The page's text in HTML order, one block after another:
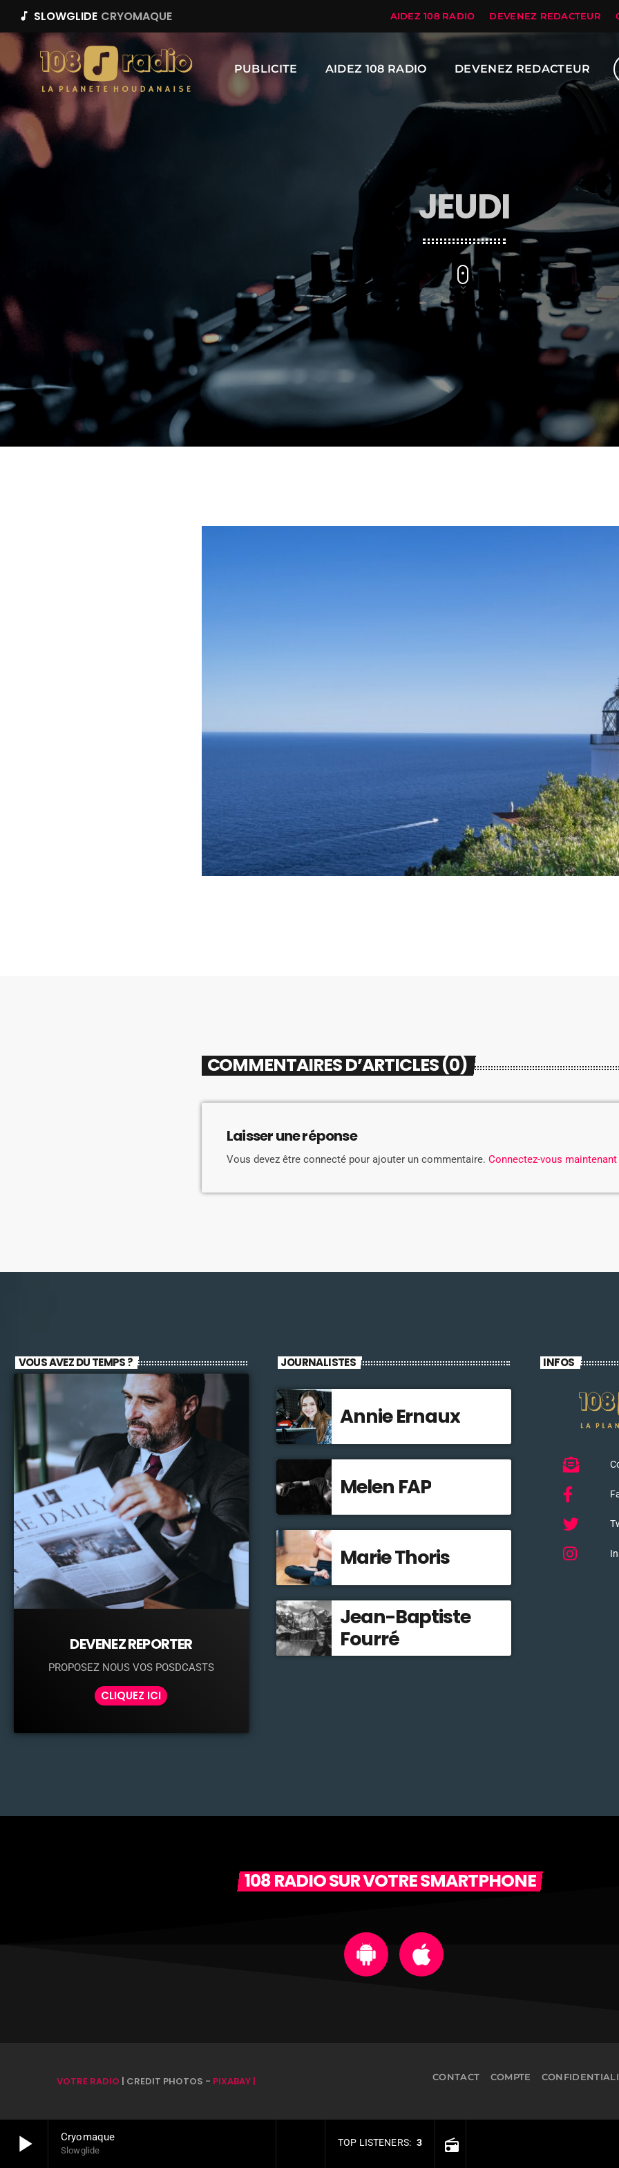
play_arrow Cryomaque
Slowglide
TOP LISTENERS: 3 radio
music_note SLOWGLIDE CRYOMAQUE AIDEZ 108 RADIO DEVENEZ REDACTEUR
PUBLICITE AIDEZ 108 RADIO DEVENEZ REDACTEUR
JEUDI
COMMENTAIRES D’ARTICLES (0)
Laisser une réponse
Vous devez être connecté pour ajouter un commentaire. Connectez-vous maintenant
VOUS AVEZ DU TEMPS ?
DEVENEZ REPORTER
PROPOSEZ NOUS VOS POSDCASTS
CLIQUEZ ICI
JOURNALISTES
Annie Ernaux
Melen FAP
Marie Thoris
Jean-Baptiste
Fourré
INFOS
108 RADIO SUR VOTRE SMARTPHONE
VOTRE RADIO | CREDIT PHOTOS - PIXABAY | CONTACT COMPTE